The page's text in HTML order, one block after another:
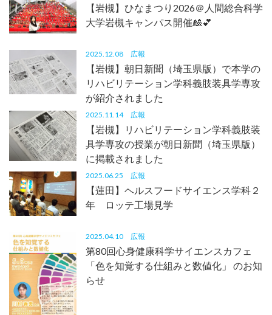
【岩槻】ひなまつり2026＠人間総合科学
大学岩槻キャンパス開催🎎💕
2025.12.08 広報
【岩槻】朝日新聞（埼玉県版）で本学の
リハビリテーション学科義肢装具学専攻
が紹介されました
2025.11.14 広報
【岩槻】リハビリテーション学科義肢装
具学専攻の授業が朝日新聞（埼玉県版）
に掲載されました
2025.06.25 広報
【蓮田】ヘルスフードサイエンス学科２
年 ロッテ工場見学
2025.04.10 広報
第80回心身健康科学サイエンスカフェ
「色を知覚する仕組みと数値化」 のお知
らせ